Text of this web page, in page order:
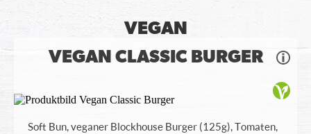
VEGAN
VEGAN CLASSIC BURGER
Soft Bun, veganer Blockhouse Burger (125g), Tomaten,